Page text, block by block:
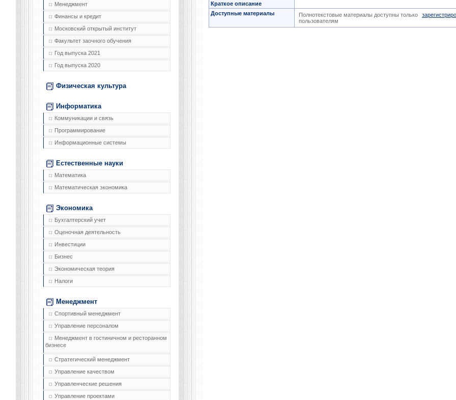
Менеджмент
Финансы и кредит
Московский открытый институт
Факультет заочного обучения
Год выпуска 2021
Год выпуска 2020
Физическая культура
Информатика
Коммуникации и связь
Программирование
Информационные системы
Естественные науки
Математика
Математическая экономика
Экономика
Бухгалтерский учет
Оценочная деятельность
Инвестиции
Бизнес
Экономическая теория
Налоги
Менеджмент
Спортивный менеджмент
Управление персоналом
Менеджмент в гостиничном и ресторанном
бизнесе
Стратегический менеджмент
Управление качеством
Управленческие решения
Управление проектами
Краткое описание
Доступные материалы
Полнотекстовые материалы доступны только
пользователям